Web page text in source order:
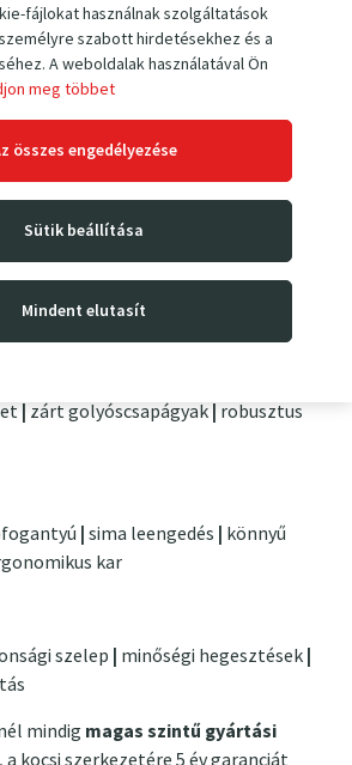
fájlokat használnak szolgáltatások
szabott hirdetésekhez és a
A weboldalak használatával Ön
meg többet
összes engedélyezése
Sütik beállítása
Mindent elutasít
szilárdságú lánc, masszív acél görgők,
porfestés és minőségi hidraulikus
magasság 1300 mm
90 mm
1730 mm
+/- 25 mm
| zárt golyóscsapágyak| robusztus
|sima leengedés | könnyű
kar
szelep | minőségi hegesztések|
mindig magas szintű gyártási
a kocsi szerkezetére 5 év garanciát